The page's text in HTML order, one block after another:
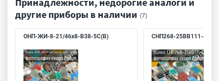
другие приборы в наличии (7)
ОНП-ЖИ-8-21/46х8-В38-5С(В) СНП268-25ВВ111-4